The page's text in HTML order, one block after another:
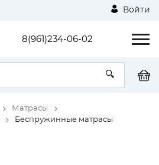
Войти
8(961)234-06-02
Матрасы
Беспружинные матрасы